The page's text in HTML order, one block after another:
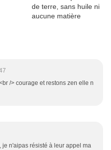
/> courage et restons zen elle n
je n'aipas résisté à leur appel ma